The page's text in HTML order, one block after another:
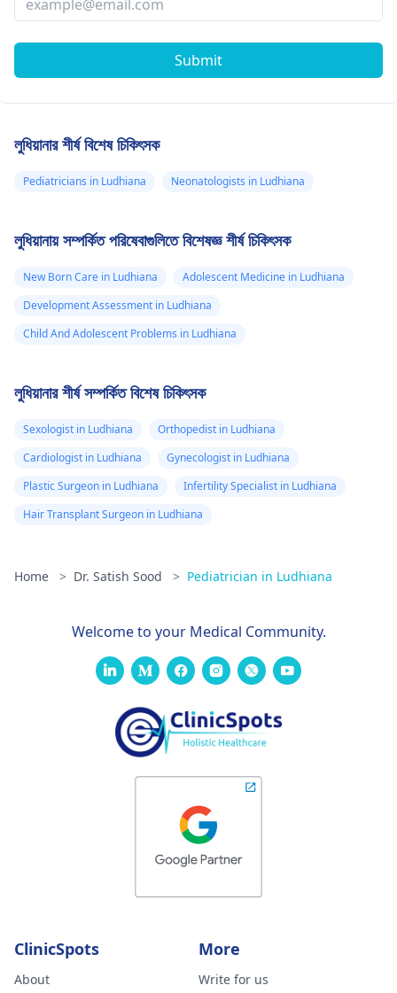
Submit
লুধিয়ানার শীর্ষ বিশেষ চিকিৎসক
Pediatricians in Ludhiana Neonatologists in Ludhiana
লুধিয়ানায় সম্পর্কিত পরিষেবাগুলিতে বিশেষজ্ঞ শীর্ষ চিকিৎসক
New Born Care in Ludhiana
Adolescent Medicine in Ludhiana
Development Assessment in Ludhiana
Child And Adolescent Problems in Ludhiana
লুধিয়ানার শীর্ষ সম্পর্কিত বিশেষ চিকিৎসক
Sexologist in Ludhiana
Orthopedist in Ludhiana
Cardiologist in Ludhiana
Gynecologist in Ludhiana
Plastic Surgeon in Ludhiana
Infertility Specialist in Ludhiana
Hair Transplant Surgeon in Ludhiana
Home > Dr. Satish Sood > Pediatrician in Ludhiana
Welcome to your Medical Community.
ClinicSpots
About
More
Write for us